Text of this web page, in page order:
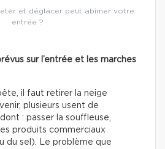
et déglacer peut abîmer votre
entrée ?
sur l’entrée et les marches
il faut retirer la neige
plusieurs usent de
: passer la souffleuse,
produits commerciaux
du sel). Le problème que